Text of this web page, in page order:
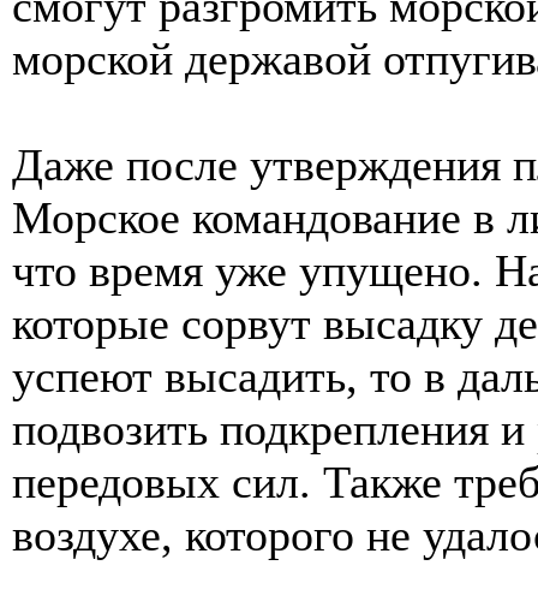
морской державой
Даже после утверждения
Морское командование в
что время уже упущено.
которые сорвут высадку
успеют высадить, то в
подвозить подкрепления
передовых сил. Также
воздухе, которого не